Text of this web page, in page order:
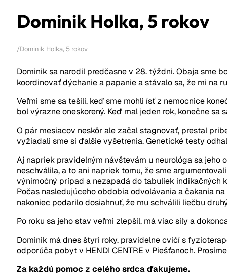
Dominik Holka, 5 rokov
/Dominik Holka, 5 rokov
Dominik sa narodil predčasne v 28. týždni. Obaja sme
koordinovať dýchanie a papanie a stávalo sa, že mi na
Veľmi sme sa tešili, keď sme mohli ísť z nemocnice
bol výrazne oneskorený. Keď mal jeden rok, konečne
O pár mesiacov neskôr ale začal stagnovať, prestal
vyžiadali sme si ďalšie vyšetrenia. Genetické testy
Aj napriek pravidelným návštevám u neurológa sa jeho
neschválila, a to ani napriek tomu, že sme
výnimočný prípad a nezapadá do tabuliek indikačných
Počas nasledujúceho obdobia odvolávania a čakania
nakoniec podarilo dosiahnuť, že mu schválili liečbu
Po roku sa jeho stav veľmi zlepšil, má viac sily a
Dominik má dnes štyri roky, pravidelne cvičí s
odporúča pobyt v HENDI CENTRE v Piešťanoch.
Za každú pomoc z celého srdca ďakujeme.